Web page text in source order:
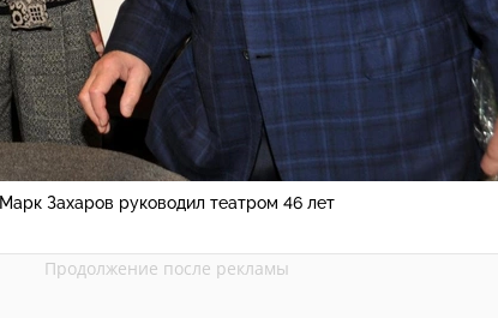
Марк Захаров руководил театром 46 лет